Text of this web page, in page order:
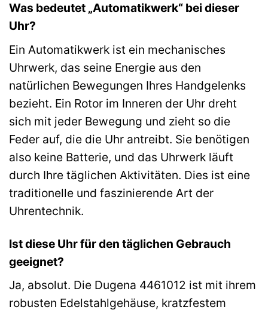
Was bedeutet „Automatikwerk“ bei dieser
Uhr?
Ein Automatikwerk ist ein mechanisches
Uhrwerk, das seine Energie aus den
natürlichen Bewegungen Ihres Handgelenks
bezieht. Ein Rotor im Inneren der Uhr dreht
sich mit jeder Bewegung und zieht so die
Feder auf, die die Uhr antreibt. Sie benötigen
also keine Batterie, und das Uhrwerk läuft
durch Ihre täglichen Aktivitäten. Dies ist eine
traditionelle und faszinierende Art der
Uhrentechnik.
Ist diese Uhr für den täglichen Gebrauch
geeignet?
Ja, absolut. Die Dugena 4461012 ist mit ihrem
robusten Edelstahlgehäuse, kratzfestem